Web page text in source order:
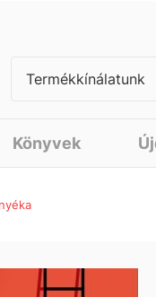
Termékkínálatunk
Könyvek